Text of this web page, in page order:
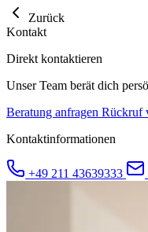
Zurück
Kontakt
Direkt kontaktieren
Unser Team berät dich
Beratung anfragen Rückruf
Kontaktinformationen
+49 211 43639333